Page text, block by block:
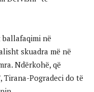
në
skuadra më në
Ndërkohë, që
Pogradeci do të